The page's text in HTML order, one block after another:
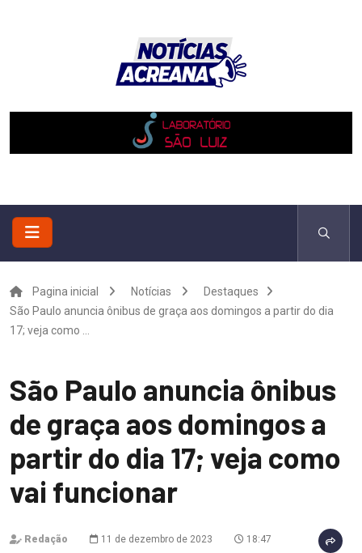
Pagina inicial Notícias
Destaques
São Paulo anuncia ônibus de graça aos domingos a partir do dia
17; veja como ...
São Paulo anuncia ônibus
de graça aos domingos a
partir do dia 17; veja como
vai funcionar
Redação 11 de dezembro de 2023 18:47